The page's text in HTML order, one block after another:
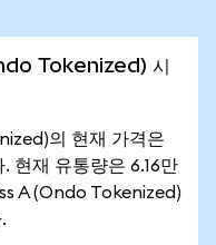
Tokenized) 시
의 현재 가격은
현재 유통량은 6.16만
A (Ondo Tokenized)